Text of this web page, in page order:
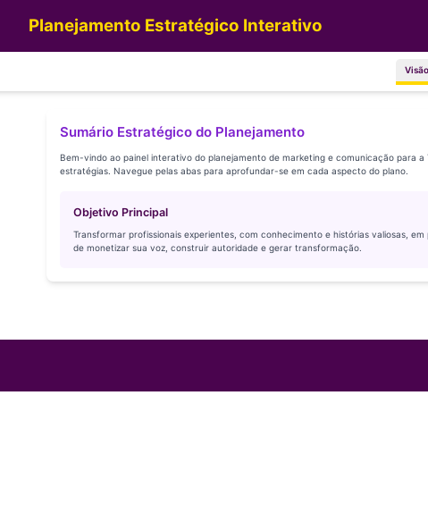
Planejamento Estratégico Interativo
Sumário Estratégico do Planejamento
Bem-vindo ao painel interativo do planejamento de marketing e comunicação para
estratégias. Navegue pelas abas para aprofundar-se em cada aspecto do plano.
Objetivo Principal
Transformar profissionais experientes, com conhecimento e histórias valiosas,
de monetizar sua voz, construir autoridade e gerar transformação.